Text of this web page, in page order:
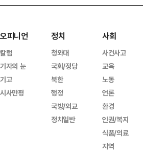
오피니언
칼럼
기자의 눈
기고
시사만평
정치
청와대
국회/정당
북한
행정
국방/외교
정치일반
사회
사건사고
교육
노동
언론
환경
인권/복지
식품/의료
지역